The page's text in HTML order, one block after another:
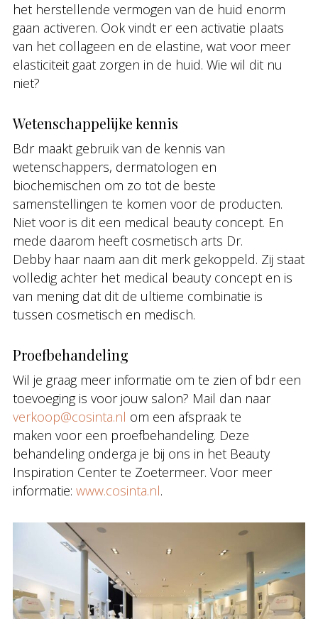
het herstellende vermogen van de huid enorm
gaan activeren. Ook vindt er een activatie plaats
van het collageen en de elastine, wat voor meer
elasticiteit gaat zorgen in de huid. Wie wil dit nu
niet?
Wetenschappelijke kennis
Bdr maakt gebruik van de kennis van
wetenschappers, dermatologen en
biochemischen om zo tot de beste
samenstellingen te komen voor de producten.
Niet voor is dit een medical beauty concept. En
mede daarom heeft cosmetisch arts Dr.
Debby haar naam aan dit merk gekoppeld. Zij staat
volledig achter het medical beauty concept en is
van mening dat dit de ultieme combinatie is
tussen cosmetisch en medisch.
Proefbehandeling
Wil je graag meer informatie om te zien of bdr een
toevoeging is voor jouw salon? Mail dan naar
verkoop@cosinta.nl om een afspraak te
maken voor een proefbehandeling. Deze
behandeling onderga je bij ons in het Beauty
Inspiration Center te Zoetermeer. Voor meer
informatie: www.cosinta.nl.